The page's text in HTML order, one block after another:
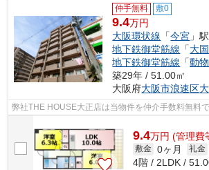
仲手無料 敷0
9.4万円
大阪環状線 「今宮 」
地下鉄御堂筋線 「大
地下鉄御堂筋線 「動
築29年 / 51.00㎡
大阪府大阪市浪速区
弊社THE HOUSE大正店は当物件を仲介手数料無料
9.4万円 (管理費
敷金 0ヶ月 礼金
4階 / 2LDK /